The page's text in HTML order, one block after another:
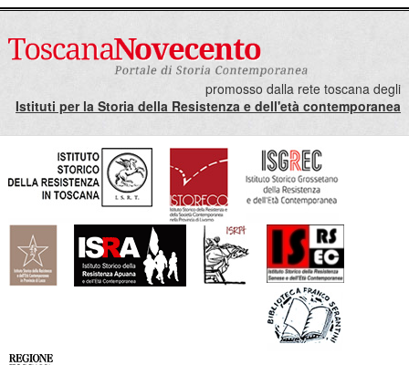
promosso dalla rete toscana degli
Istituti per la Storia della Resistenza e dell'età contemporanea